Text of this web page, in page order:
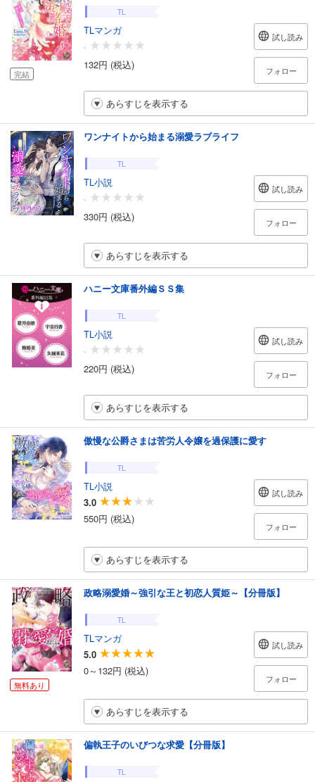
完結
TL
TLマンガ
-
132円 (税込)
試し読み
フォロー
あらすじを表示する
ワンナイトから始まる溺愛ラブライフ
TL
TL小説
-
330円 (税込)
試し読み
フォロー
あらすじを表示する
ハニー文庫番外編ＳＳ集
TL
TL小説
-
220円 (税込)
試し読み
フォロー
あらすじを表示する
傲慢な公爵さまは苦労人令嬢を過保護に愛す
TL
TL小説
3.0
550円 (税込)
試し読み
フォロー
あらすじを表示する
無料あり
政略溺愛婚～強引な王と初恋人質姫～【分冊版】
TL
TLマンガ
5.0
0～132円 (税込)
試し読み
フォロー
あらすじを表示する
偏執王子のいびつな求愛【分冊版】
TL